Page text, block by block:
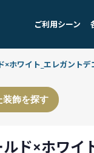
ご利用シーン
×ホワイト_エレガントデ
装飾を探す
ルド×ホワイ